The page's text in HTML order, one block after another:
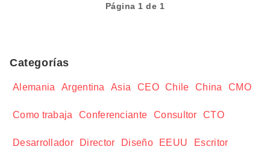
Página 1 de 1
Categorías
Alemania Argentina Asia CEO Chile China CMO
Como trabaja Conferenciante Consultor CTO
Desarrollador Director Diseño EEUU Escritor